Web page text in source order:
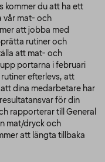
kommer du att ha ett
vår mat- och
att jobba med
rutiner och
att mat- och
portarna i februari
efterlevs, att
dina medarbetare har
för din
rapporterar till General
mat/dryck och
att längta tillbaka